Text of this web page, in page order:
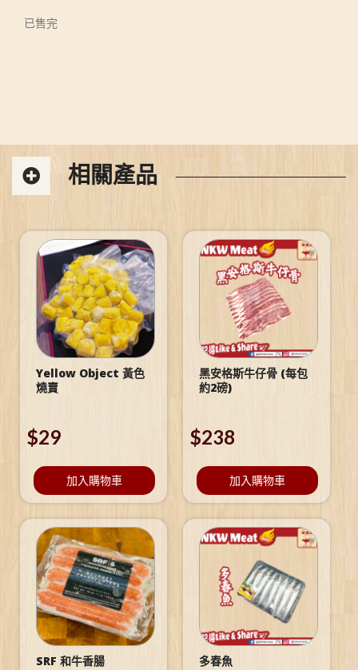
已售完
相關產品
Yellow Object 黃色
燒賣
$29
加入購物車
黑安格斯牛仔骨 (每包
約2磅)
$238
加入購物車
SRF 和牛香腸 多春魚